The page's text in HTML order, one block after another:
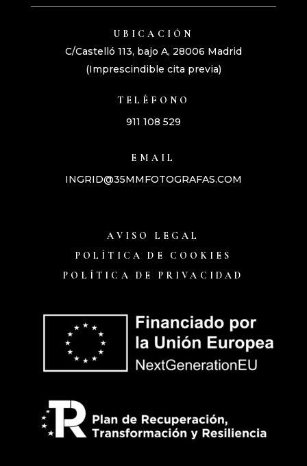
UBICACIÓN
C/Castelló 113, bajo A, 28006 Madrid
(Imprescindible cita previa)
TELÉFONO
911 108 529
EMAIL
INGRID@35MMFOTOGRAFAS.COM
AVISO LEGAL
POLÍTICA DE COOKIES
POLÍTICA DE PRIVACIDAD